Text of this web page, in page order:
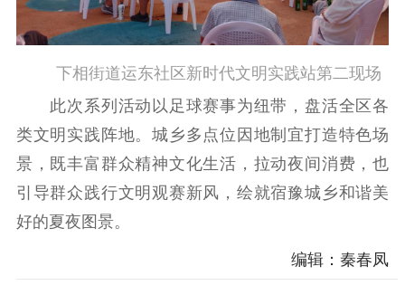
下相街道运东社区新时代文明实践站第二现场
此次系列活动以足球赛事为纽带，盘活全区各
类文明实践阵地。城乡多点位因地制宜打造特色场
景，既丰富群众精神文化生活，拉动夜间消费，也
引导群众践行文明观赛新风，绘就宿豫城乡和谐美
好的夏夜图景。
编辑：秦春凤